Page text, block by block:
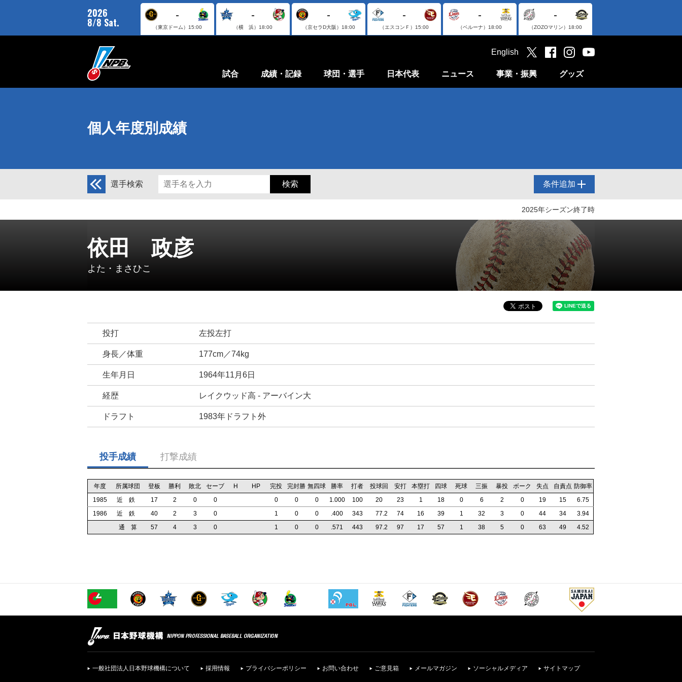
2026
8/8 Sat.
-
（東京ドーム） 15:00
-
（横 浜） 18:00
-
（京セラD大阪） 18:00
-
（エスコンＦ） 15:00
-
（ベルーナ） 18:00
-
（ZOZOマリン） 18:00
試合 成績・記録 球団・選手 日本代表 ニュース 事業・振興 グッズ
English
個人年度別成績
選手検索 条件追加
2025年シーズン終了時
依田 政彦
よた・まさひこ
投打 左投左打
身長／体重 177cm／74kg
生年月日 1964年11月6日
経歴 レイクウッド高 - アーバイン大
ドラフト 1983年ドラフト外
投手成績 打撃成績
年度 所属球団 登板 勝利 敗北 セーブ H HP 完投 完封勝 無四球 勝率 打者 投球回 安打 本塁打 四球 死球 三振 暴投 ボーク 失点 自責点 防御率
1985
近 鉄 17 2 0 0 0 0 0 1.000 100 20 23 1 18 0 6 2 0 19 15
6.75
1986
近 鉄 40 2 3 0 1 0 0 .400 343 77.2 74 16 39 1 32 3 0 44 34
3.94
通 算
57 4 3 0 1 0 0 .571 443 97.2 97 17 57 1 38 5 0 63 49 4.52
一般社団法人日本野球機構について 採用情報 プライバシーポリシー お問い合わせ ご意見箱 メールマガジン ソーシャルメディア サイトマップ